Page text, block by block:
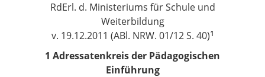
RdErl. d. Ministeriums für Schule und
Weiterbildung
v. 19.12.2011 (ABl. NRW. 01/12 S. 40)1
1 Adressatenkreis der Pädagogischen
Einführung